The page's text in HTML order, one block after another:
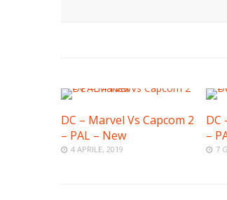
DC – Marvel Vs Capcom 2
– PAL – New
4 APRILE, 2019
DC
–
7